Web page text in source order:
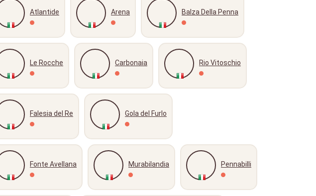
Atlantide Arena Balza Della Penna
Le Rocche Carbonaia Rio Vitoschio
Falesia del Re Gola del Furlo
Fonte Avellana Murabilandia Pennabilli